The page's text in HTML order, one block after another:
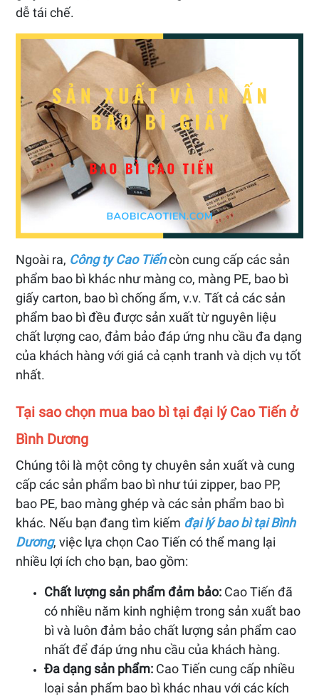
dễ tái chế.
Ngoài ra, Công ty Cao Tiếncòn cung cấp các sản
phẩm bao bì khác như màng co, màng PE, bao bì
giấy carton, bao bì chống ẩm, v.v. Tất cả các sản
phẩm bao bì đều được sản xuất từ nguyên liệu
chất lượng cao, đảm bảo đáp ứng nhu cầu đa dạng
của khách hàng với giá cả cạnh tranh và dịch vụ tốt
nhất.
Tại sao chọn mua bao bì tại đại lý Cao Tiến ở
Bình Dương
Chúng tôi là một công ty chuyên sản xuất và cung
cấp các sản phẩm bao bì như túi zipper, bao PP,
bao PE, bao màng ghép và các sản phẩm bao bì
khác. Nếu bạn đang tìm kiếm đại lý bao bì tại Bình
Dương, việc lựa chọn Cao Tiến có thể mang lại
nhiều lợi ích cho bạn, bao gồm:
Chất lượng sản phẩm đảm bảo: Cao Tiến đã
có nhiều năm kinh nghiệm trong sản xuất bao
bì và luôn đảm bảo chất lượng sản phẩm cao
nhất để đáp ứng nhu cầu của khách hàng.
Đa dạng sản phẩm: Cao Tiến cung cấp nhiều
loại sản phẩm bao bì khác nhau với các kích